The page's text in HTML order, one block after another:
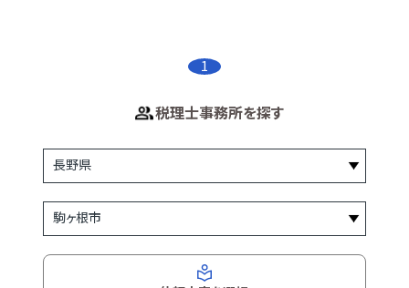
1
税理士事務所を探す